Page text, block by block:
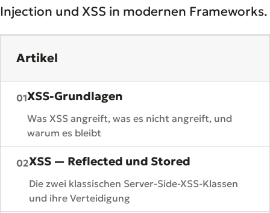
Injection und XSS in modernen Frameworks.
Artikel
01XSS-Grundlagen
Was XSS angreift, was es nicht angreift, und
warum es bleibt
02XSS — Reflected und Stored
Die zwei klassischen Server-Side-XSS-Klassen
und ihre Verteidigung